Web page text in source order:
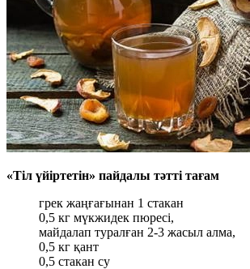
«Тіл үйіртетін» пайдалы тәтті тағам
грек жаңғағынан 1 стакан
0,5 кг мүкжидек пюресі,
майдалап туралған 2-3 жасыл алма,
0,5 кг қант
0,5 стакан су